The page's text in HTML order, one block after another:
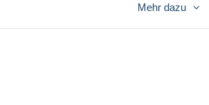
Mehr dazu